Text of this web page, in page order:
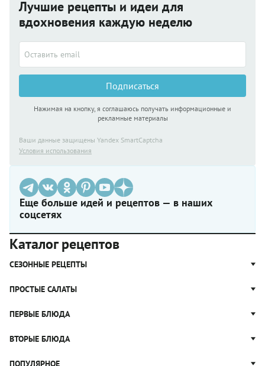
Лучшие рецепты и идеи для
вдохновения каждую неделю
Подписаться
Нажимая на кнопку, я соглашаюсь получать информационные и
рекламные материалы
Ваши данные защищены Yandex SmartCaptcha
Условия использования
Еще больше идей и рецептов — в наших
соцсетях
Каталог рецептов
СЕЗОННЫЕ РЕЦЕПТЫ
Рецепты из капусты
Рецепты с грибами
Яблочные пироги
ПРОСТЫЕ САЛАТЫ
Простые салаты
Салат Цезарь
Салат Нисуаз
ПЕРВЫЕ БЛЮДА
Щи
ВТОРЫЕ БЛЮДА
Котлеты
ПОПУЛЯРНОЕ